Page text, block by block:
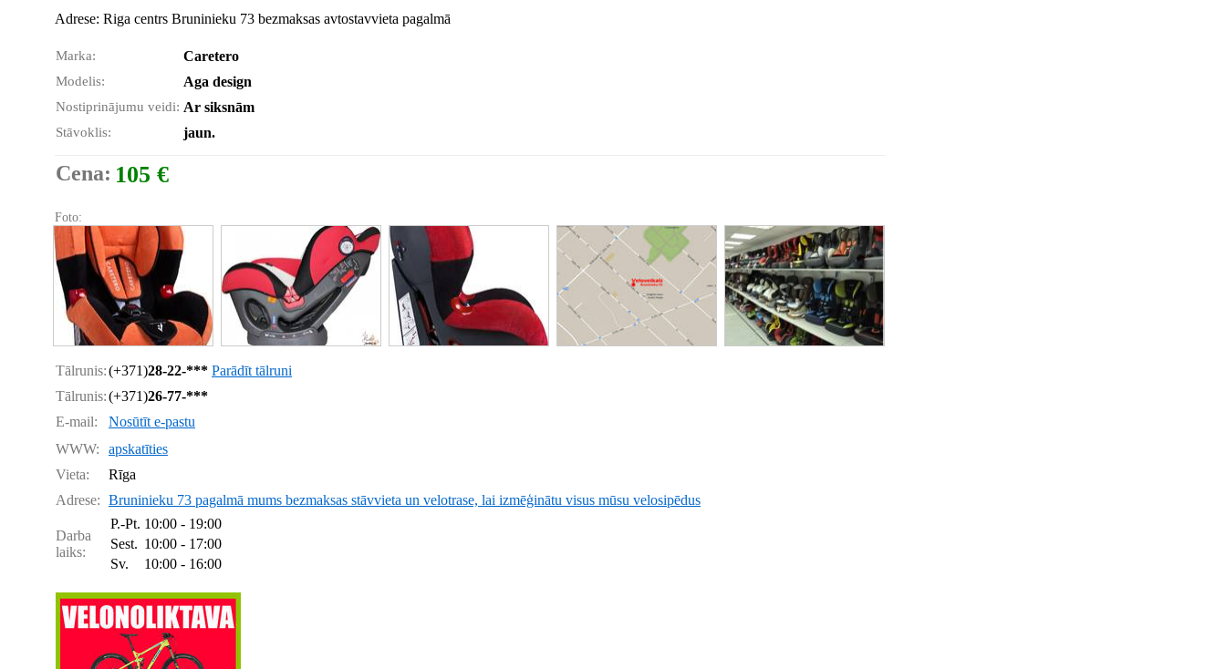
Adrese: Riga centrs Bruninieku 73 bezmaksas avtostavvieta pagalmā
Marka: Caretero
Modelis: Aga design
Nostiprinājumu veidi: Ar siksnām
Stāvoklis: jaun.
Cena: 105 €
Foto:
Tālrunis:(+371)28-22-*** Parādīt tālruni
Tālrunis:(+371)26-77-***
E-mail:
Nosūtīt e-pastu
WWW:
apskatīties
Vieta:
Rīga
Adrese: Bruninieku 73 pagalmā mums bezmaksas stāvvieta un velotrase, lai izmēģinātu visus mūsu velosipēdus
Darba
laiks:
P.-Pt. 10:00 - 19:00
Sest. 10:00 - 17:00
Sv.
10:00 - 16:00